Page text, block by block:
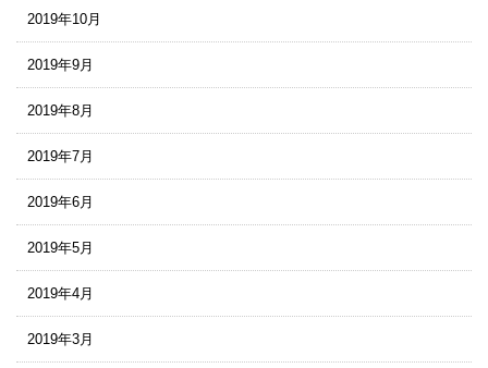
2019年10月
2019年9月
2019年8月
2019年7月
2019年6月
2019年5月
2019年4月
2019年3月